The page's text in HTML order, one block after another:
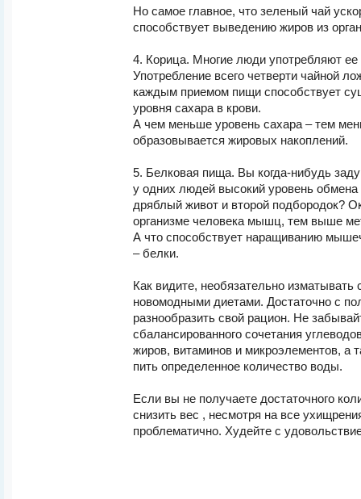
Но самое главное, что зеленый чай
способствует выведению жиров из
4. Корица. Многие люди употребляют
Употребление всего четверти чайной
каждым приемом пищи способствует
уровня сахара в крови.
А чем меньше уровень сахара – тем
образовывается жировых накоплений.
5. Белковая пища. Вы когда-нибудь
у одних людей высокий уровень обмена
дряблый живот и второй подбородок?
организме человека мышц, тем выше
А что способствует наращиванию
– белки.
Как видите, необязательно изматывать
новомодными диетами. Достаточно с
разнообразить свой рацион. Не
сбалансированного сочетания
жиров, витаминов и микроэлементов, а
пить определенное количество воды.
Если вы не получаете достаточного
снизить вес , несмотря на все
проблематично. Худейте с